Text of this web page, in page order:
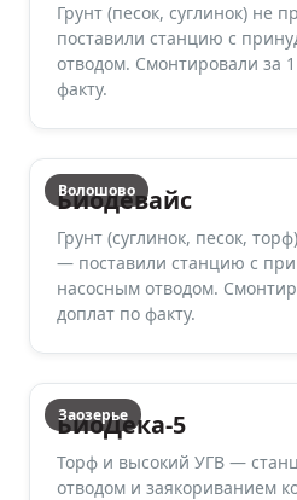
Грунт (песок, суглинок) не
поставили станцию с
отводом. Смонтировали за
факту.
Волошово
Биодевайс
Грунт (суглинок, песок,
— поставили станцию с
насосным отводом.
доплат по факту.
Заозерье
БиоДека-5
Торф и высокий УГВ —
отводом и заякориванием